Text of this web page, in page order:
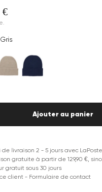
Gris
Ajouter au panier
de livraison 2 - 5 jours avec
gratuite à partir de 129,90 €,
gratuit sous 30 jours
client - Formulaire de contact